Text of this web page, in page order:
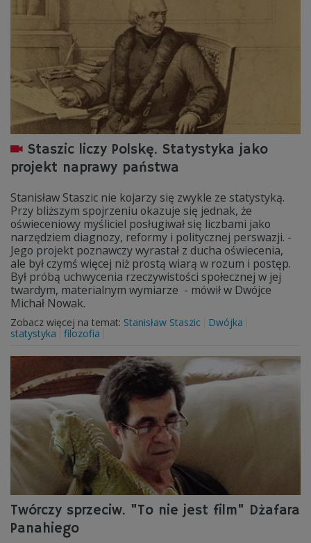
Staszic liczy Polskę. Statystyka jako
projekt naprawy państwa
Stanisław Staszic nie kojarzy się zwykle ze statystyką.
Przy bliższym spojrzeniu okazuje się jednak, że
oświeceniowy myśliciel posługiwał się liczbami jako
narzędziem diagnozy, reformy i politycznej perswazji. -
Jego projekt poznawczy wyrastał z ducha oświecenia,
ale był czymś więcej niż prostą wiarą w rozum i postęp.
Był próbą uchwycenia rzeczywistości społecznej w jej
twardym, materialnym wymiarze - mówił w Dwójce
Michał Nowak.
Zobacz więcej na temat: Stanisław Staszic
Dwójka
statystyka
filozofia
Twórczy sprzeciw. "To nie jest film" Dżafara
Panahiego